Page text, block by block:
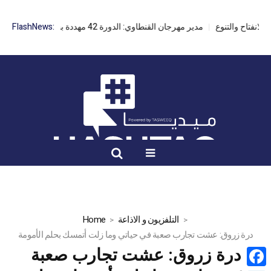
FlashNews: مدير مهرجان القنطاوي: الدورة 42 مهددة بسبب تأخر التراخيص
Home
التلفزيون و الاذاعة
درة زروق: عشت تجارب صعبة في حياتي وما زلت أتمسك بحلم الأمومة
درة زروق: عشت تجارب صعبة